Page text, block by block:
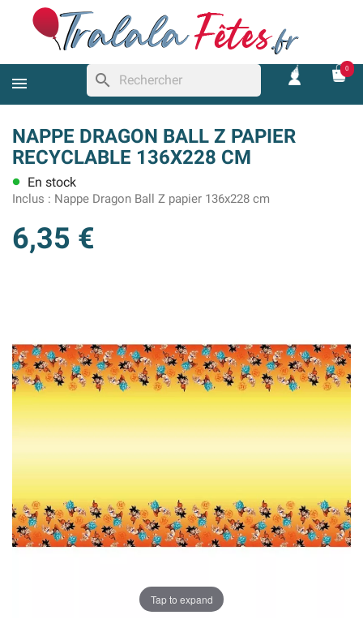
search
0
NAPPE DRAGON BALL Z PAPIER
RECYCLABLE 136X228 CM
lens En stock
Inclus : Nappe Dragon Ball Z papier 136x228 cm
6,35 €
Tap to expand